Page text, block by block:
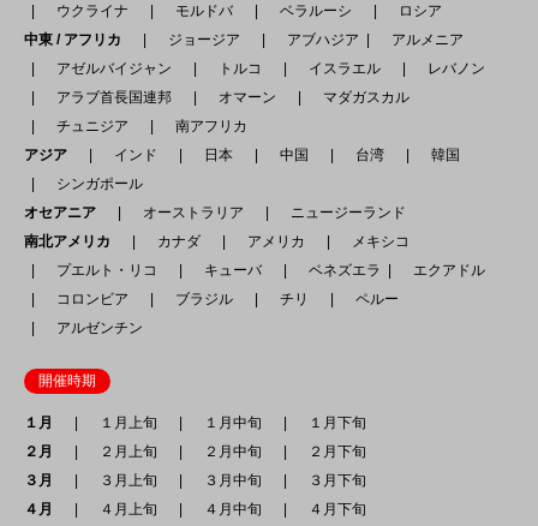
ウクライナ
モルドバ ベラルーシ
ロシア
中東 / アフリカ
ジョージア アブハジア
アルメニア
アゼルバイジャン
トルコ イスラエル
レバノン
アラブ首長国連邦
オマーン
マダガスカル
チュニジア
南アフリカ
アジア
インド 日本 中国 台湾
韓国
シンガポール
オセアニア
オーストラリア
ニュージーランド
南北アメリカ
カナダ アメリカ
メキシコ
プエルト・リコ
キューバ ベネズエラ
エクアドル
コロンビア
ブラジル チリ
ペルー
アルゼンチン
開催時期
１月 １月上旬 １月中旬
１月下旬
２月
２月上旬 ２月中旬
２月下旬
３月
３月上旬 ３月中旬
３月下旬
４月
４月上旬 ４月中旬 ４月下旬